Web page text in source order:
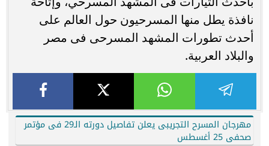
نافذة يطل منها المسرحيون حول العالم على
أحدث تطورات المشهد المسرحى فى مصر
والبلاد العربية.
مهرجان المسرح التجريبى يعلن تفاصيل دورته الـ29 فى مؤتمر
صحفى 25 أغسطس